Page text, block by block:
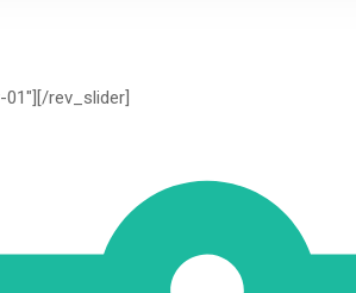
rev_slider]